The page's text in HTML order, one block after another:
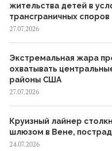
жительства детей в
трансграничных споров
27.07.2026
Экстремальная жара
охватывать
районы США
27.07.2026
Круизный лайнер
шлюзом в Вене,
24.07.2026